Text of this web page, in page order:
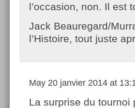
l’occasion, non. Il est
Jack Beauregard/
l’Histoire, tout juste
May 20 janvier 2014 at
La surprise du tournoi